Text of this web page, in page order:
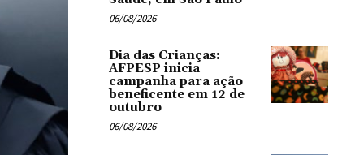
06/08/2026
Dia das Crianças:
AFPESP inicia
campanha para ação
beneficente em 12 de
outubro
06/08/2026